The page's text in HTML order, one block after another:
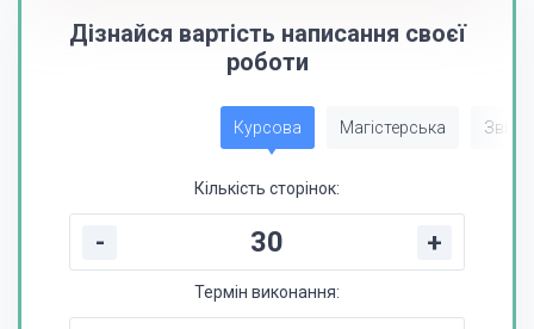
Дізнайся вартість написання своєї
роботи
Курсова Магістерська Звіт
Кількість сторінок:
- +
Термін виконання: